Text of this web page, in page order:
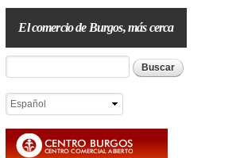
Pasar al
contenido
El comercio de Burgos, más cerca
Formulario de búsqueda
Buscar